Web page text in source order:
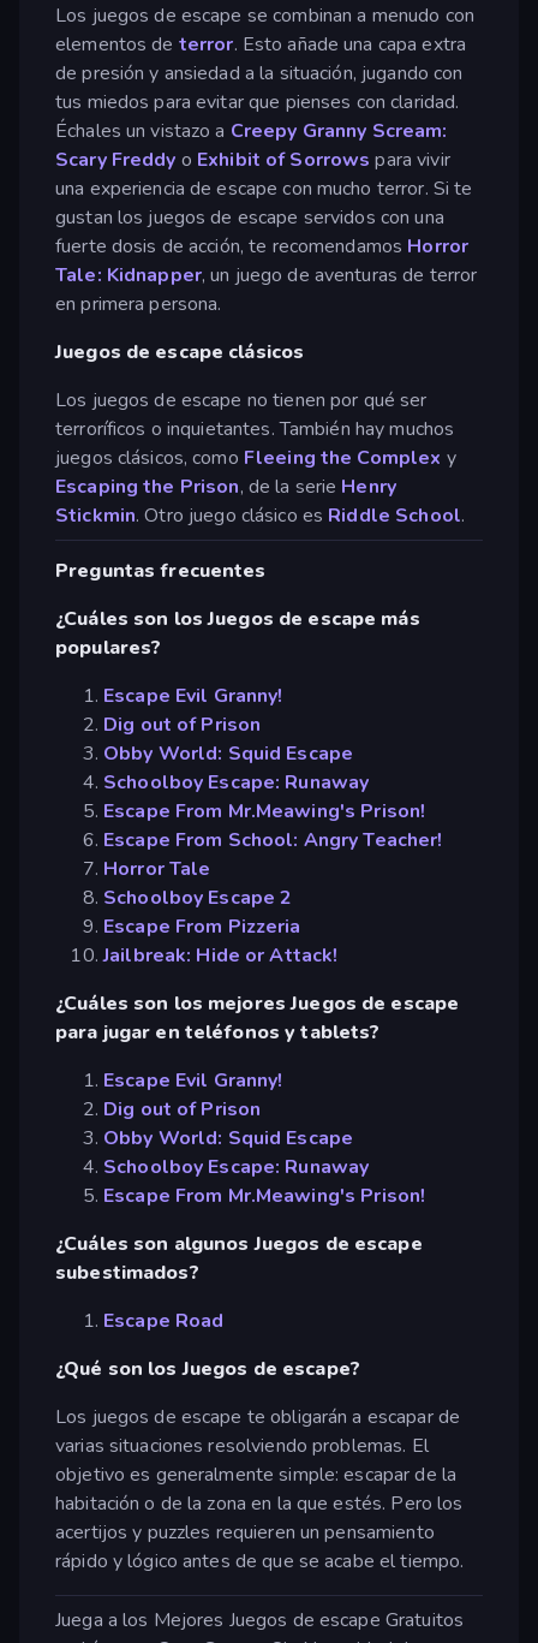
Los juegos de escape se combinan a menudo con
elementos de terror. Esto añade una capa extra
de presión y ansiedad a la situación, jugando con
tus miedos para evitar que pienses con claridad.
Échales un vistazo a Creepy Granny Scream:
Scary Freddy o Exhibit of Sorrows para vivir
una experiencia de escape con mucho terror. Si te
gustan los juegos de escape servidos con una
fuerte dosis de acción, te recomendamos Horror
Tale: Kidnapper, un juego de aventuras de terror
en primera persona.
Juegos de escape clásicos
Los juegos de escape no tienen por qué ser
terroríficos o inquietantes. También hay muchos
juegos clásicos, como Fleeing the Complex y
Escaping the Prison, de la serie Henry
Stickmin. Otro juego clásico es Riddle School.
Preguntas frecuentes
¿Cuáles son los Juegos de escape más
populares?
Escape Evil Granny!
Dig out of Prison
Obby World: Squid Escape
Schoolboy Escape: Runaway
Escape From Mr.Meawing's Prison!
Escape From School: Angry Teacher!
Horror Tale
Schoolboy Escape 2
Escape From Pizzeria
Jailbreak: Hide or Attack!
¿Cuáles son los mejores Juegos de escape
para jugar en teléfonos y tablets?
Escape Evil Granny!
Dig out of Prison
Obby World: Squid Escape
Schoolboy Escape: Runaway
Escape From Mr.Meawing's Prison!
¿Cuáles son algunos Juegos de escape
subestimados?
Escape Road
¿Qué son los Juegos de escape?
Los juegos de escape te obligarán a escapar de
varias situaciones resolviendo problemas. El
objetivo es generalmente simple: escapar de la
habitación o de la zona en la que estés. Pero los
acertijos y puzzles requieren un pensamiento
rápido y lógico antes de que se acabe el tiempo.
Juega a los Mejores Juegos de escape Gratuitos